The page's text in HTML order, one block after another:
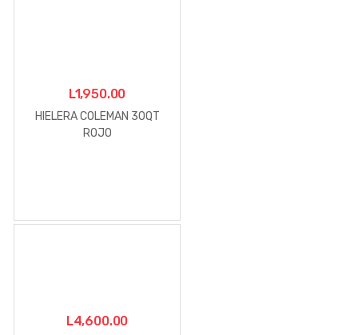
L1,950.00
HIELERA COLEMAN 30QT
ROJO
L4,600.00